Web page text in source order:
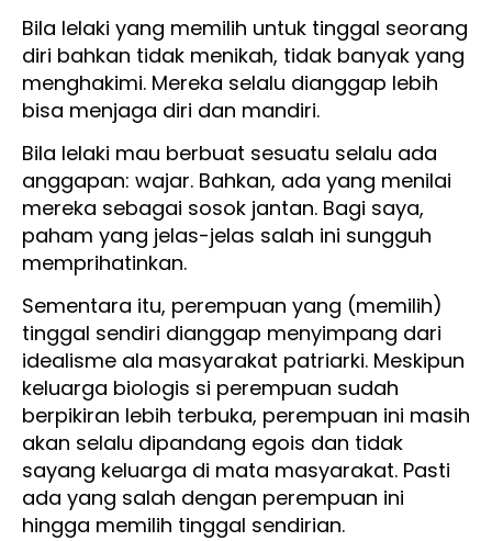
Bila lelaki yang memilih untuk tinggal seorang
diri bahkan tidak menikah, tidak banyak yang
menghakimi. Mereka selalu dianggap lebih
bisa menjaga diri dan mandiri.
Bila lelaki mau berbuat sesuatu selalu ada
anggapan: wajar. Bahkan, ada yang menilai
mereka sebagai sosok jantan. Bagi saya,
paham yang jelas-jelas salah ini sungguh
memprihatinkan.
Sementara itu, perempuan yang (memilih)
tinggal sendiri dianggap menyimpang dari
idealisme ala masyarakat patriarki. Meskipun
keluarga biologis si perempuan sudah
berpikiran lebih terbuka, perempuan ini masih
akan selalu dipandang egois dan tidak
sayang keluarga di mata masyarakat. Pasti
ada yang salah dengan perempuan ini
hingga memilih tinggal sendirian.